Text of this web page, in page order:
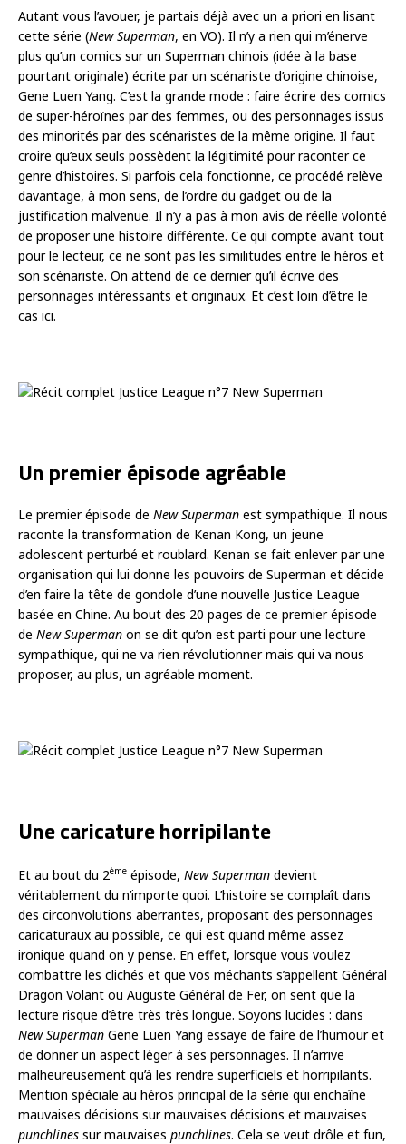
Autant vous l’avouer, je partais déjà avec un a priori en lisant
cette série (New Superman, en VO). Il n’y a rien qui m’énerve
plus qu’un comics sur un Superman chinois (idée à la base
pourtant originale) écrite par un scénariste d’origine chinoise,
Gene Luen Yang. C’est la grande mode : faire écrire des comics
de super-héroïnes par des femmes, ou des personnages issus
des minorités par des scénaristes de la même origine. Il faut
croire qu’eux seuls possèdent la légitimité pour raconter ce
genre d’histoires. Si parfois cela fonctionne, ce procédé relève
davantage, à mon sens, de l’ordre du gadget ou de la
justification malvenue. Il n’y a pas à mon avis de réelle volonté
de proposer une histoire différente. Ce qui compte avant tout
pour le lecteur, ce ne sont pas les similitudes entre le héros et
son scénariste. On attend de ce dernier qu’il écrive des
personnages intéressants et originaux. Et c’est loin d’être le
cas ici.
Un premier épisode agréable
Le premier épisode de New Superman est sympathique. Il nous
raconte la transformation de Kenan Kong, un jeune
adolescent perturbé et roublard. Kenan se fait enlever par une
organisation qui lui donne les pouvoirs de Superman et décide
d’en faire la tête de gondole d’une nouvelle Justice League
basée en Chine. Au bout des 20 pages de ce premier épisode
de New Superman on se dit qu’on est parti pour une lecture
sympathique, qui ne va rien révolutionner mais qui va nous
proposer, au plus, un agréable moment.
Une caricature horripilante
Et au bout du 2ème épisode, New Superman devient
véritablement du n’importe quoi. L’histoire se complaît dans
des circonvolutions aberrantes, proposant des personnages
caricaturaux au possible, ce qui est quand même assez
ironique quand on y pense. En effet, lorsque vous voulez
combattre les clichés et que vos méchants s’appellent Général
Dragon Volant ou Auguste Général de Fer, on sent que la
lecture risque d’être très très longue. Soyons lucides : dans
New Superman Gene Luen Yang essaye de faire de l’humour et
de donner un aspect léger à ses personnages. Il n’arrive
malheureusement qu’à les rendre superficiels et horripilants.
Mention spéciale au héros principal de la série qui enchaîne
mauvaises décisions sur mauvaises décisions et mauvaises
punchlines sur mauvaises punchlines. Cela se veut drôle et fun,